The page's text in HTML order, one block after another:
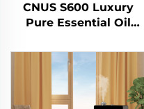
CNUS S600 Luxury
Pure Essential Oil
Custom Logo Aroma
Diffuser Wifi Control
Mesin penyegar udara
listrik